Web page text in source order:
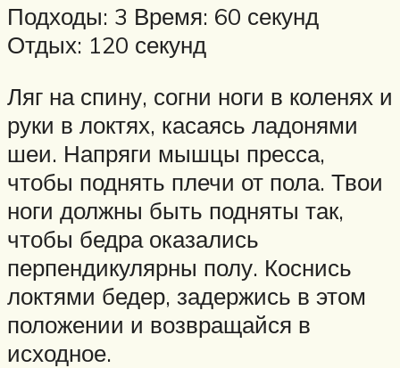
Подходы: 3 Время: 60 секунд
Отдых: 120 секунд
Ляг на спину, согни ноги в коленях и
руки в локтях, касаясь ладонями
шеи. Напряги мышцы пресса,
чтобы поднять плечи от пола. Твои
ноги должны быть подняты так,
чтобы бедра оказались
перпендикулярны полу. Коснись
локтями бедер, задержись в этом
положении и возвращайся в
исходное.